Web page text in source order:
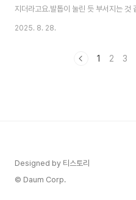
지더라고요.발톱이 눌린 듯 부서지는 것
2024년에 겪었던 수족구 후유증은 아닐
2025. 8. 28.
1 2 3
Designed by 티스토리
© Daum Corp.